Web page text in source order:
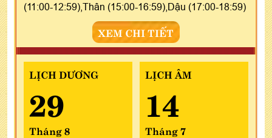
(11:00-12:59),Thân (15:00-16:59),Dậu (17:00-18:59)
XEM CHI TIẾT
LỊCH DƯƠNG
29
Tháng 8
LỊCH ÂM
14
Tháng 7